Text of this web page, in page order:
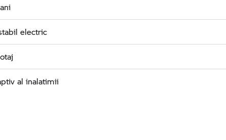
electric
al inalatimii